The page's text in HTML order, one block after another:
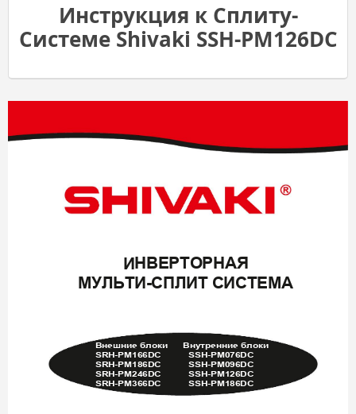
Инструкция к Сплиту-
Системе Shivaki SSH-PM126DC
 
- 
   
SRH-PM166DC
SSH-PM076DC
SRH-PM186DC
SSH-PM096DC
SRH-PM246DC
SSH-PM126DC
SRH-PM366DC
SSH-PM186DC